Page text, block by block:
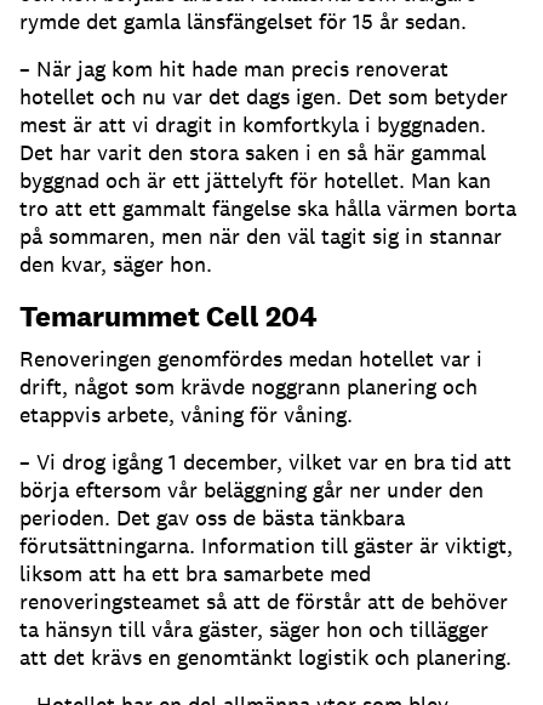
rymde det gamla länsfängelset för 15 år sedan.
– När jag kom hit hade man precis renoverat
hotellet och nu var det dags igen. Det som betyder
mest är att vi dragit in komfortkyla i byggnaden.
Det har varit den stora saken i en så här gammal
byggnad och är ett jättelyft för hotellet. Man kan
tro att ett gammalt fängelse ska hålla värmen borta
på sommaren, men när den väl tagit sig in stannar
den kvar, säger hon.
Temarummet Cell 204
Renoveringen genomfördes medan hotellet var i
drift, något som krävde noggrann planering och
etappvis arbete, våning för våning.
– Vi drog igång 1 december, vilket var en bra tid att
börja eftersom vår beläggning går ner under den
perioden. Det gav oss de bästa tänkbara
förutsättningarna. Information till gäster är viktigt,
liksom att ha ett bra samarbete med
renoveringsteamet så att de förstår att de behöver
ta hänsyn till våra gäster, säger hon och tillägger
att det krävs en genomtänkt logistik och planering.